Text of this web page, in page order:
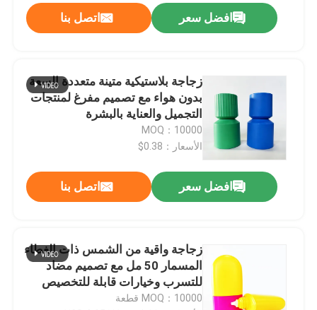
افضل سعر اتصل بنا
زجاجة بلاستيكية متينة متعددة السعة
بدون هواء مع تصميم مفرغ لمنتجات
التجميل والعناية بالبشرة
MOQ：10000
الأسعار：0.38$
افضل سعر اتصل بنا
زجاجة واقية من الشمس ذات الغطاء
المسمار 50 مل مع تصميم مضاد
للتسرب وخيارات قابلة للتخصيص
للاستخدام التجميلي
MOQ：10000 قطعة